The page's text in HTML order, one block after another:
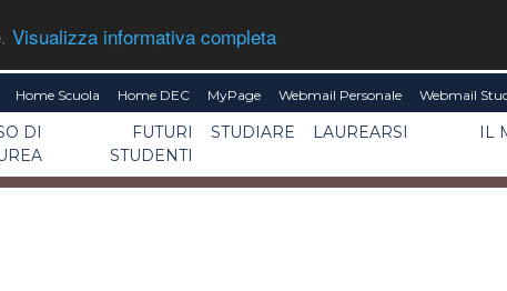
Visualizza informativa completa
Home Scuola Home DEC MyPage Webmail Personale Webmail
DI
FUTURI
STUDENTI
STUDIARE LAUREARSI
IL